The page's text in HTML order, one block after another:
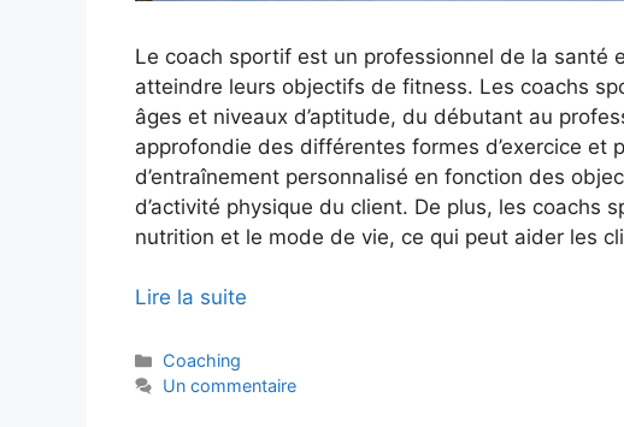
Le coach sportif est un professionnel de la santé
atteindre leurs objectifs de fitness. Les coachs
âges et niveaux d’aptitude, du débutant au
approfondie des différentes formes d’exercice et
d’entraînement personnalisé en fonction des
d’activité physique du client. De plus, les coachs
nutrition et le mode de vie, ce qui peut aider les
Lire la suite
Catégories
Coaching
Un commentaire